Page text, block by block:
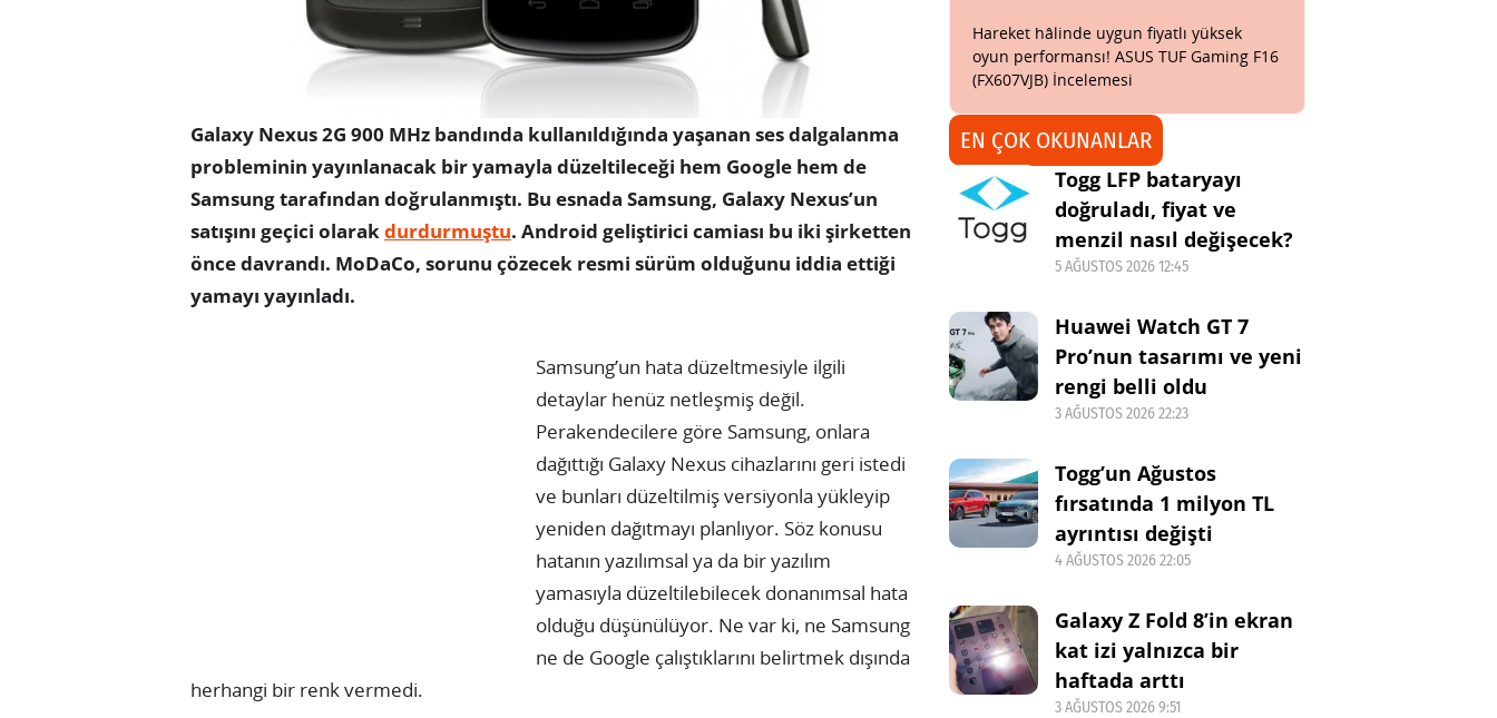
Galaxy Nexus 2G 900 MHz bandında kullanıldığında yaşanan ses dalgalanma
probleminin yayınlanacak bir yamayla düzeltileceği hem Google hem de
Samsung tarafından doğrulanmıştı. Bu esnada Samsung, Galaxy Nexus’un
satışını geçici olarakdurdurmuştu. Android geliştirici camiası bu iki şirketten
önce davrandı. MoDaCo, sorunu çözecek resmi sürüm olduğunu iddia ettiği
yamayı yayınladı.
Samsung’un hata düzeltmesiyle ilgili
detaylar henüz netleşmiş değil.
Perakendecilere göre Samsung, onlara
dağıttığı Galaxy Nexus cihazlarını geri istedi
ve bunları düzeltilmiş versiyonla yükleyip
yeniden dağıtmayı planlıyor. Söz konusu
hatanın yazılımsal ya da bir yazılım
yamasıyla düzeltilebilecek donanımsal hata
olduğu düşünülüyor. Ne var ki, ne Samsung
ne de Google çalıştıklarını belirtmek dışında
herhangi bir renk vermedi.
Hareket hâlinde uygun fiyatlı yüksek
oyun performansı! ASUS TUF Gaming F16
(FX607VJB) İncelemesi
EN ÇOK OKUNANLAR
Togg LFP bataryayı
doğruladı, fiyat ve
menzil nasıl değişecek?
5 AĞUSTOS 2026 12:45
Huawei Watch GT 7
Pro’nun tasarımı ve yeni
rengi belli oldu
3 AĞUSTOS 2026 22:23
Togg’un Ağustos
fırsatında 1 milyon TL
ayrıntısı değişti
4 AĞUSTOS 2026 22:05
Galaxy Z Fold 8’in ekran
kat izi yalnızca bir
haftada arttı
3 AĞUSTOS 2026 9:51